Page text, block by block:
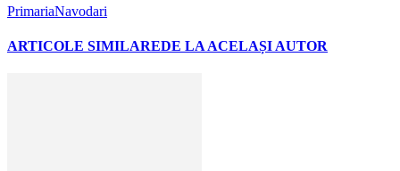
PrimariaNavodari
ARTICOLE SIMILAREDE LA ACELAȘI AUTOR